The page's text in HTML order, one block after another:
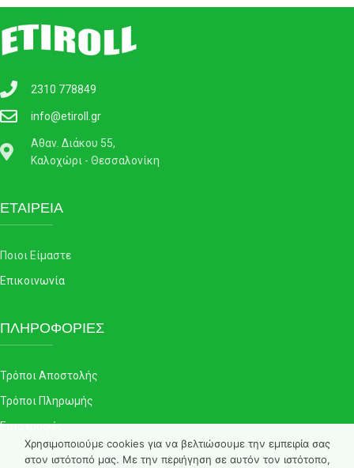
2310 778849
info@etiroll.gr
Αθαν. Διάκου 55,
Καλοχώρι - Θεσσαλονίκη
ΕΤΑΙΡΕΙΑ
Ποιοι Είμαστε
Επικοινωνία
ΠΛΗΡΟΦΟΡΙΕΣ
Τρόποι Αποστολής
Τρόποι Πληρωμής
Επιστροφές
Χρησιμοποιούμε cookies για να βελτιώσουμε την εμπειρία σας
στον ιστότοπό μας. Με την περιήγηση σε αυτόν τον ιστότοπο,